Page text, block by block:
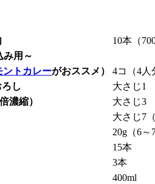
10本（
み用～
ントカレーがおススメ）
4コ（4人
し
大さじ1
濃縮）
大さじ3
大さじ7
20g（6～
15本
3本
400ml